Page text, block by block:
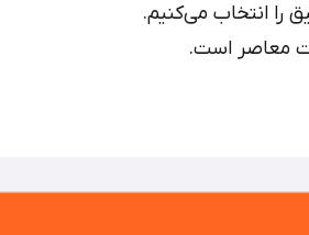
را انتخاب می‌کنیم.
معاصر است.